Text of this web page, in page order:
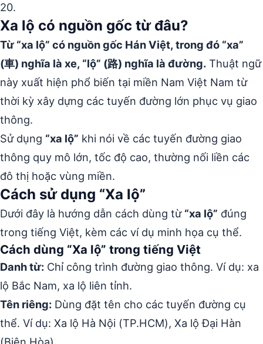
20.
Xa lộ có nguồn gốc từ đâu?
Từ “xa lộ” có nguồn gốc Hán Việt, trong đó “xa”
(車) nghĩa là xe, “lộ” (路) nghĩa là đường. Thuật ngữ
này xuất hiện phổ biến tại miền Nam Việt Nam từ
thời kỳ xây dựng các tuyến đường lớn phục vụ giao
thông.
Sử dụng “xa lộ” khi nói về các tuyến đường giao
thông quy mô lớn, tốc độ cao, thường nối liền các
đô thị hoặc vùng miền.
Cách sử dụng “Xa lộ”
Dưới đây là hướng dẫn cách dùng từ “xa lộ” đúng
trong tiếng Việt, kèm các ví dụ minh họa cụ thể.
Cách dùng “Xa lộ” trong tiếng Việt
Danh từ: Chỉ công trình đường giao thông. Ví dụ: xa
lộ Bắc Nam, xa lộ liên tỉnh.
Tên riêng: Dùng đặt tên cho các tuyến đường cụ
thể. Ví dụ: Xa lộ Hà Nội (TP.HCM), Xa lộ Đại Hàn